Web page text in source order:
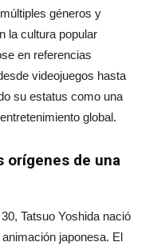
géneros y
la cultura popular
en referencias
videojuegos hasta
su estatus como una
global.
orígenes de una
Tatsuo Yoshida nació
japonesa. El